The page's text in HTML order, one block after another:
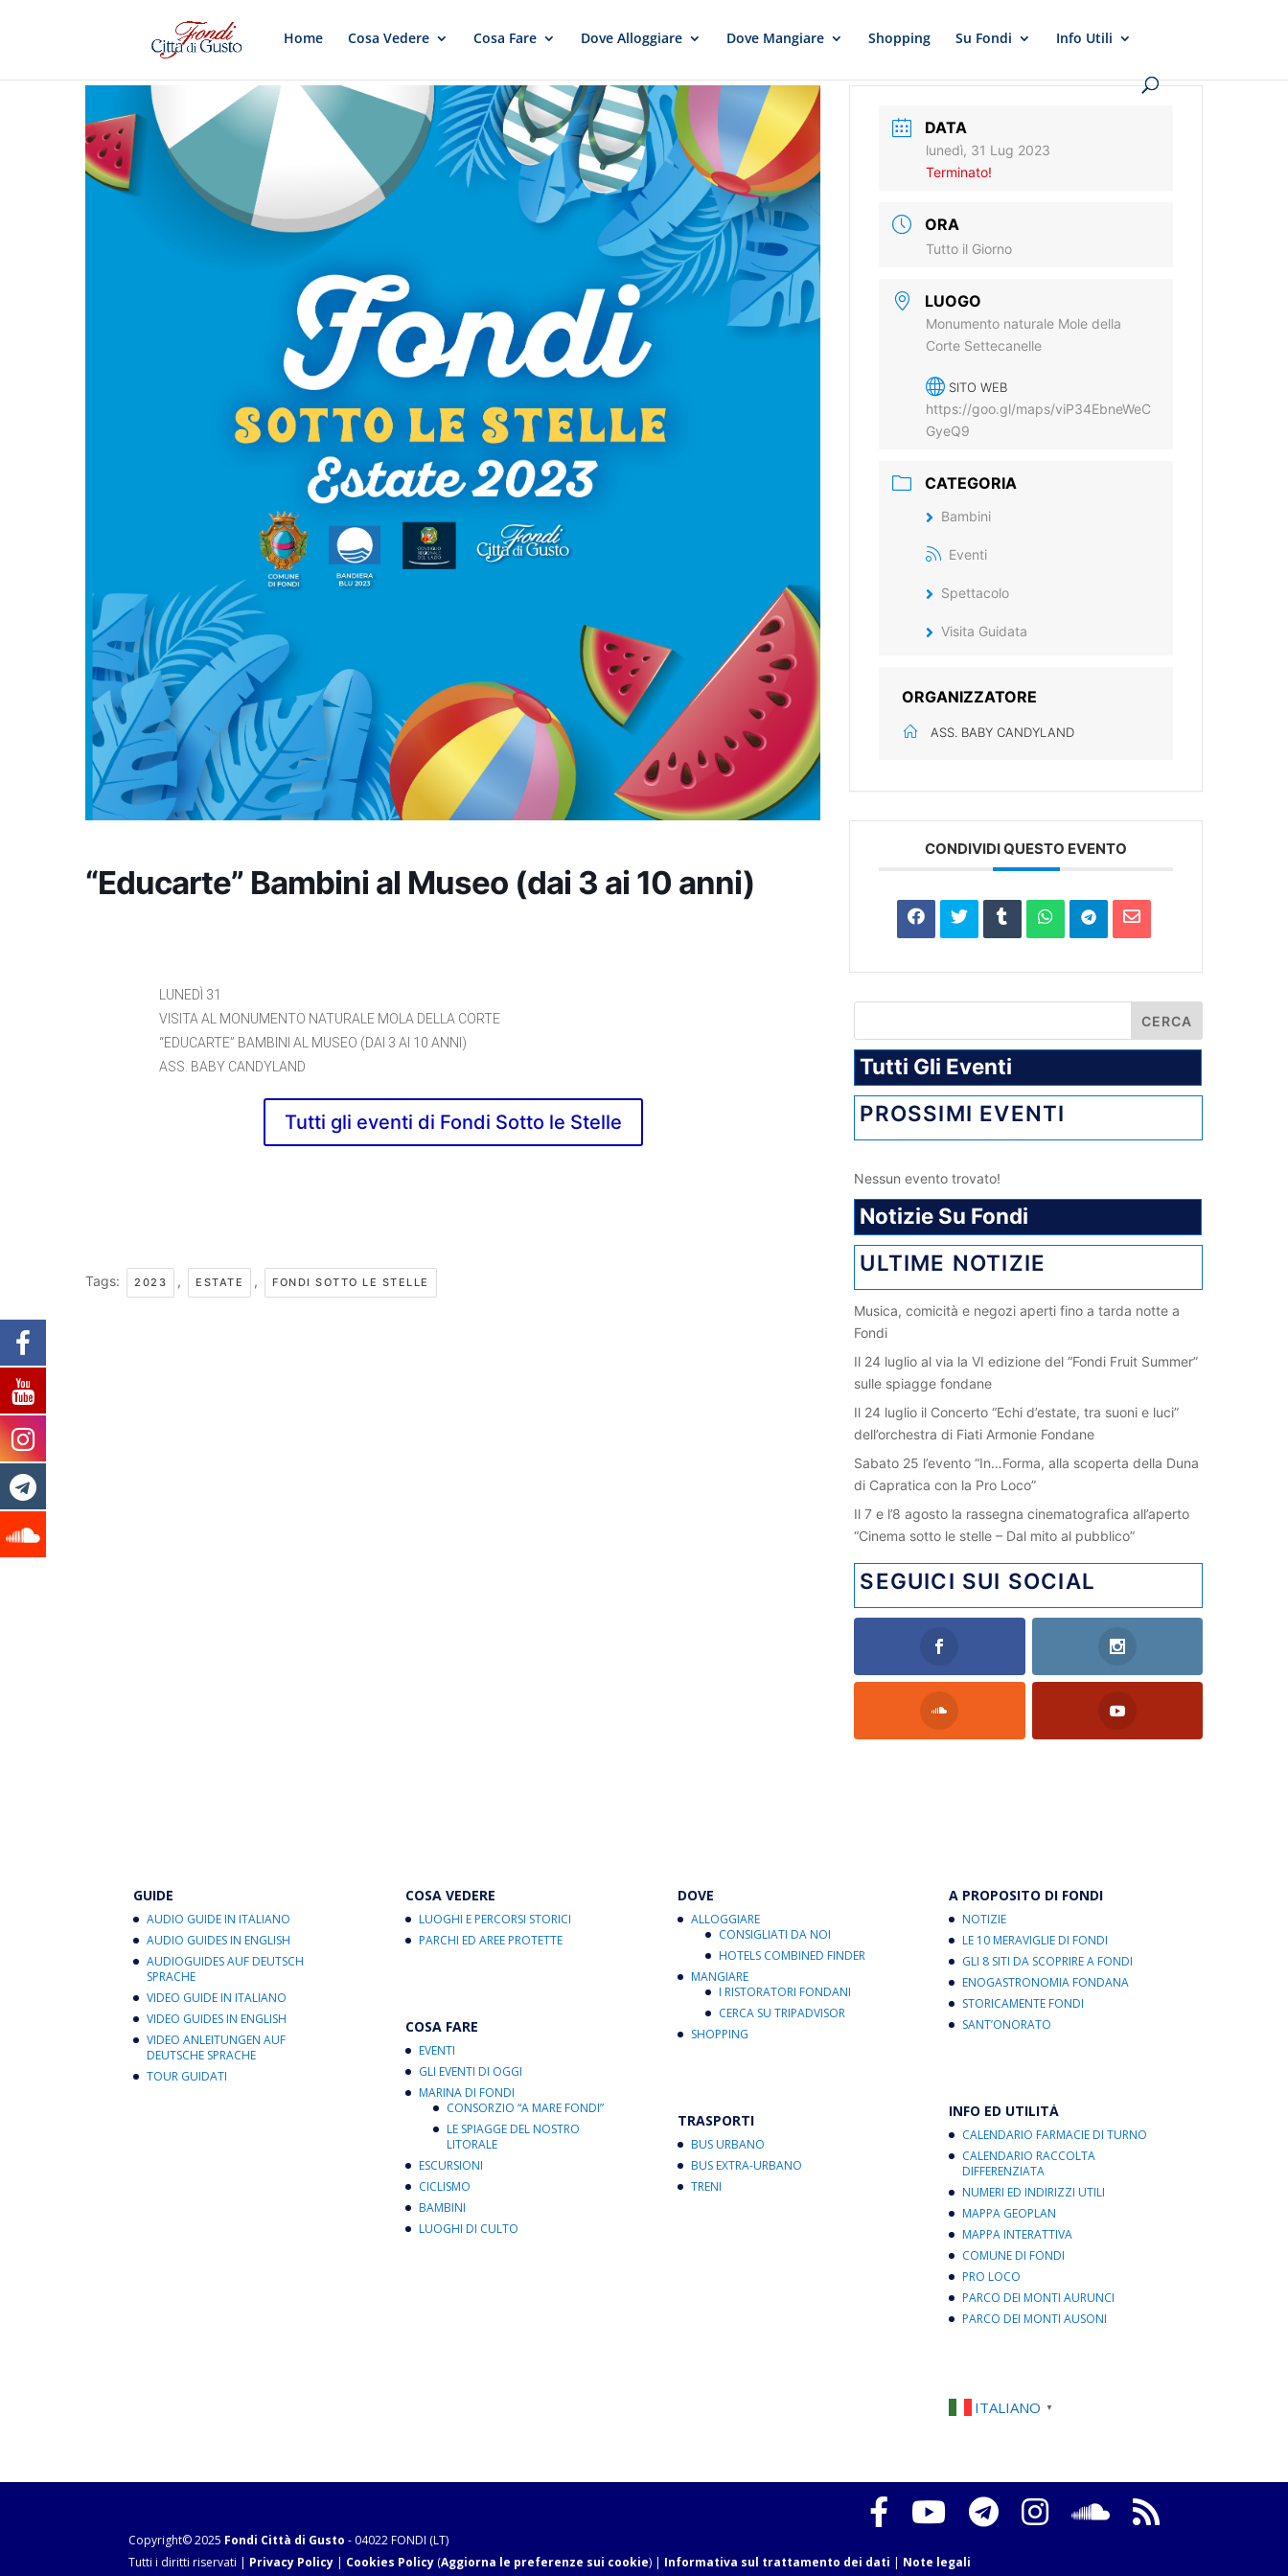
Home Cosa Vedere Cosa Fare Dove Alloggiare Dove Mangiare Shopping Su Fondi Info Utili
“Educarte” Bambini al Museo (dai 3 ai 10 anni)
LUNEDÌ 31
VISITA AL MONUMENTO NATURALE MOLA DELLA CORTE
“EDUCARTE” BAMBINI AL MUSEO (DAI 3 AI 10 ANNI)
ASS. BABY CANDYLAND
Tutti gli eventi di Fondi Sotto le Stelle
Tags: 2023 , ESTATE , FONDI SOTTO LE STELLE
DATA
lunedì, 31 Lug 2023
Terminato!
ORA
Tutto il Giorno
LUOGO
Monumento naturale Mole della
Corte Settecanelle
SITO WEB
https://goo.gl/maps/viP34EbneWeC
GyeQ9
CATEGORIA
Bambini
Eventi
Spettacolo
Visita Guidata
ORGANIZZATORE
ASS. BABY CANDYLAND
CONDIVIDI QUESTO EVENTO
Tutti Gli Eventi
PROSSIMI EVENTI
Nessun evento trovato!
Notizie Su Fondi
ULTIME NOTIZIE
Musica, comicità e negozi aperti fino a tarda notte a
Fondi
Il 24 luglio al via la VI edizione del “Fondi Fruit Summer”
sulle spiagge fondane
Il 24 luglio il Concerto “Echi d’estate, tra suoni e luci”
dell’orchestra di Fiati Armonie Fondane
Sabato 25 l’evento “In…Forma, alla scoperta della Duna
di Capratica con la Pro Loco”
Il 7 e l’8 agosto la rassegna cinematografica all’aperto
“Cinema sotto le stelle – Dal mito al pubblico”
SEGUICI SUI SOCIAL
GUIDE
AUDIO GUIDE IN ITALIANO
AUDIO GUIDES IN ENGLISH
AUDIOGUIDES AUF DEUTSCH
SPRACHE
VIDEO GUIDE IN ITALIANO
VIDEO GUIDES IN ENGLISH
VIDEO ANLEITUNGEN AUF
DEUTSCHE SPRACHE
TOUR GUIDATI
COSA VEDERE
LUOGHI E PERCORSI STORICI
PARCHI ED AREE PROTETTE
COSA FARE
EVENTI
GLI EVENTI DI OGGI
MARINA DI FONDI
CONSORZIO “A MARE FONDI”
LE SPIAGGE DEL NOSTRO
LITORALE
ESCURSIONI
CICLISMO
BAMBINI
LUOGHI DI CULTO
DOVE
ALLOGGIARE
CONSIGLIATI DA NOI
HOTELS COMBINED FINDER
MANGIARE
I RISTORATORI FONDANI
CERCA SU TRIPADVISOR
SHOPPING
TRASPORTI
BUS URBANO
BUS EXTRA-URBANO
TRENI
A PROPOSITO DI FONDI
NOTIZIE
LE 10 MERAVIGLIE DI FONDI
GLI 8 SITI DA SCOPRIRE A FONDI
ENOGASTRONOMIA FONDANA
STORICAMENTE FONDI
SANT’ONORATO
INFO ED UTILITÀ
CALENDARIO FARMACIE DI TURNO
CALENDARIO RACCOLTA
DIFFERENZIATA
NUMERI ED INDIRIZZI UTILI
MAPPA GEOPLAN
MAPPA INTERATTIVA
COMUNE DI FONDI
PRO LOCO
PARCO DEI MONTI AURUNCI
PARCO DEI MONTI AUSONI
ITALIANO ▼
Copyright© 2025 Fondi Città di Gusto - 04022 FONDI (LT)
Tutti i diritti riservati | Privacy Policy | Cookies Policy (Aggiorna le preferenze sui cookie) | Informativa sul trattamento dei dati | Note legali